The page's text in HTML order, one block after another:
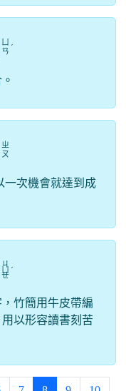
ㄢ ˊ
ㄓ
ㄡ
一次機會就達到成
ㄐ
ㄩ
ㄝ
ˊ
竹簡用牛皮帶編
以形容讀書刻苦